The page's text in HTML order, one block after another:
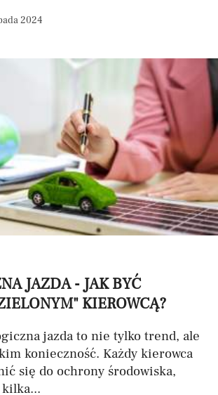
2024
JAZDA - JAK BYĆ
KIEROWCĄ?
jazda to nie tylko trend, ale
konieczność. Każdy kierowca
się do ochrony środowiska,